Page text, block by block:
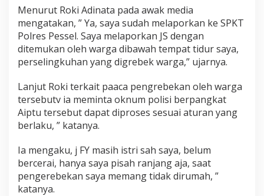
n
t
a
P
o
l
s
P
e
l
T
i
Menurut Roki Adinata pada awak media
mengatakan, ” Ya, saya sudah melaporkan ke SPKT
Polres Pessel. Saya melaporkan JS dengan
ditemukan oleh warga dibawah tempat tidur saya,
perselingkuhan yang digrebek warga,” ujarnya.
Lanjut Roki terkait paaca pengrebekan oleh warga
tersebutv ia meminta oknum polisi berpangkat
Aiptu tersebut dapat diproses sesuai aturan yang
berlaku, ” katanya.
Ia mengaku, j FY masih istri sah saya, belum
bercerai, hanya saya pisah ranjang aja, saat
pengerebekan saya memang tidak dirumah, ”
katanya.